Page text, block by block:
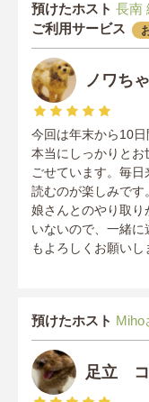
預けたホスト 長南
ご利用サービス
ノワち
今回は年末から10
本当にしっかりと
ごせています。毎日
読むのが楽しみです。
娘さんとのやり取
いないので、一緒
もよろしくお願いし
預けたホスト Miho
足立 コ